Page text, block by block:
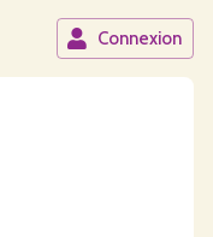
Connexion